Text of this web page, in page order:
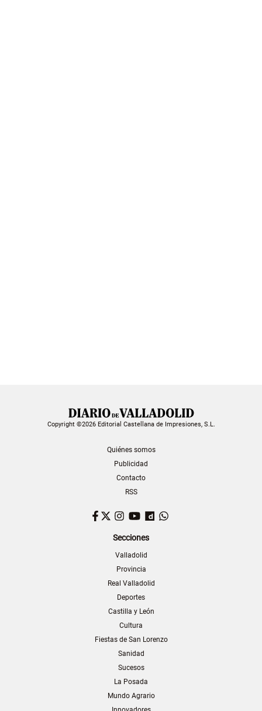
Copyright ©2026 Editorial Castellana de Impresiones, S.L.
Quiénes somos
Publicidad
Contacto
RSS
Facebook
TwitterInstagram
YouTubeDailymotion
Secciones
Valladolid
Provincia
Real Valladolid
Deportes
Castilla y León
Cultura
Fiestas de San Lorenzo
Sanidad
Sucesos
La Posada
Mundo Agrario